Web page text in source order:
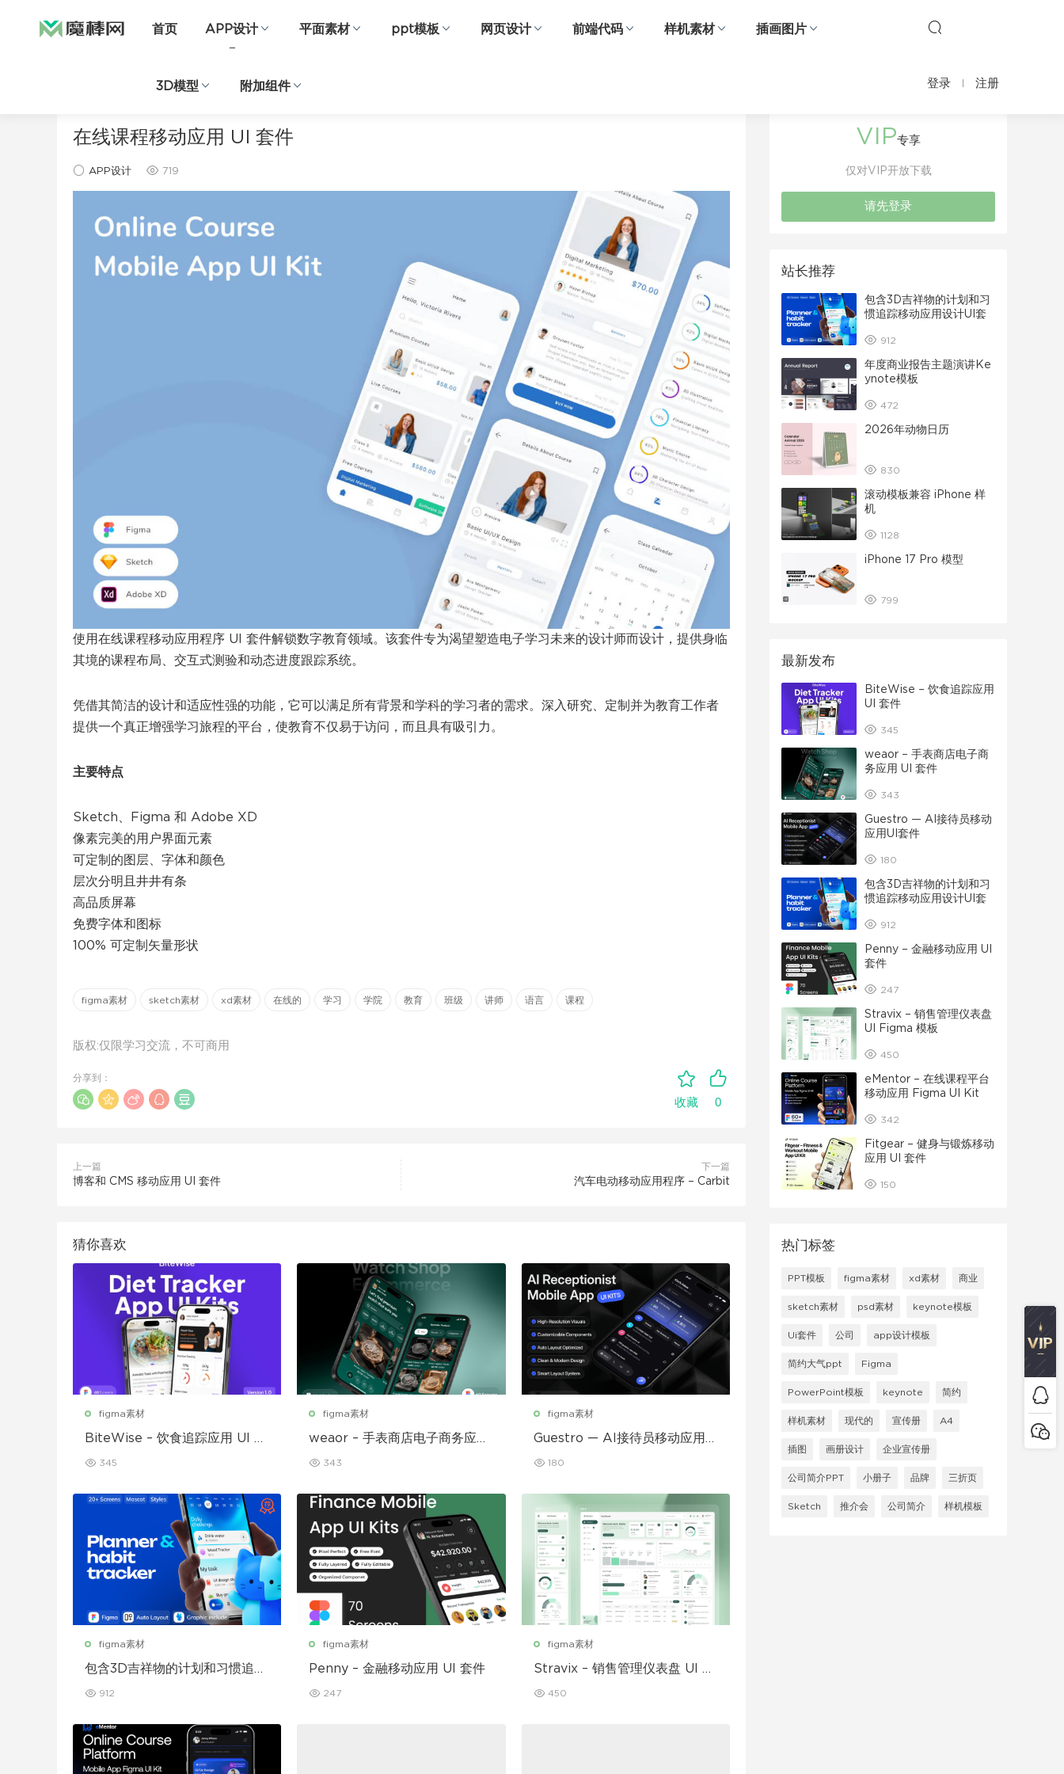
首页 APP设计 平面素材 ppt模板 网页设计 前端代码 样机素材 插画图片
3D模型 附加组件 登录 注册
APP设计
在线课程移动应用 UI 套件
APP设计 719
使用在线课程移动应用程序 UI 套件解锁数字教育领域。该套件专为渴望塑造电子学习未来的设计师而设计，提供身临
其境的课程布局、交互式测验和动态进度跟踪系统。
凭借其简洁的设计和适应性强的功能，它可以满足所有背景和学科的学习者的需求。深入研究、定制并为教育工作者
提供一个真正增强学习旅程的平台，使教育不仅易于访问，而且具有吸引力。
主要特点
Sketch、Figma 和 Adob​​e XD
像素完美的用户界面元素
可定制的图层、字体和颜色
层次分明且井井有条
高品质屏幕
免费字体和图标
100% 可定制矢量形状
figma素材 sketch素材 xd素材 在线的 学习 学院 教育 班级 讲师 语言 课程
版权:仅限学习交流，不可商用
收藏 0
分享到：
上一篇
博客和 CMS 移动应用 UI 套件
下一篇
汽车电动移动应用程序 – Carbit
猜你喜欢
figma素材
BiteWise – 饮食追踪应用 UI 套
345
figma素材
weaor – 手表商店电子商务应用
343
figma素材
Guestro — AI接待员移动应用U
180
figma素材
包含3D吉祥物的计划和习惯追踪
912
figma素材
Penny – 金融移动应用 UI 套件
247
figma素材
Stravix – 销售管理仪表盘 UI Fi
450
VIP专享
仅对VIP开放下载
请先登录
站长推荐
包含3D吉祥物的计划和习
惯追踪移动应用设计UI套
912
年度商业报告主题演讲Ke
ynote模板
472
2026年动物日历
830
滚动模板兼容 iPhone 样
机
1128
iPhone 17 Pro 模型
799
最新发布
BiteWise – 饮食追踪应用
UI 套件
345
weaor – 手表商店电子商
务应用 UI 套件
343
Guestro — AI接待员移动
应用UI套件
180
包含3D吉祥物的计划和习
惯追踪移动应用设计UI套
912
Penny – 金融移动应用 UI
套件
247
Stravix – 销售管理仪表盘
UI Figma 模板
450
eMentor – 在线课程平台
移动应用 Figma UI Kit
342
Fitgear – 健身与锻炼移动
应用 UI 套件
150
热门标签
PPT模板 figma素材 xd素材 商业
sketch素材 psd素材 keynote模板
Ui套件 公司 app设计模板
简约大气ppt Figma
PowerPoint模板 keynote 简约
样机素材 现代的 宣传册 A4
插图 画册设计 企业宣传册
公司简介PPT 小册子 品牌 三折页
Sketch 推介会 公司简介 样机模板